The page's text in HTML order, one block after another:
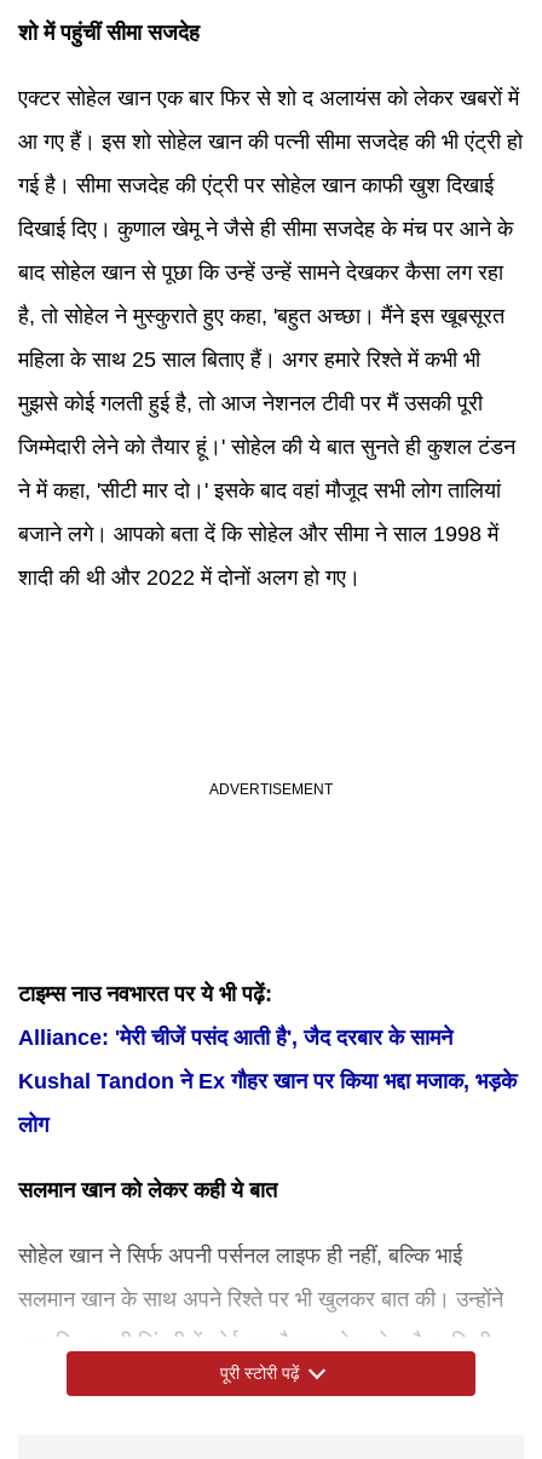
शो में पहुंचीं सीमा सजदेह
एक्टर सोहेल खान एक बार फिर से शो द अलायंस को लेकर खबरों में
आ गए हैं। इस शो सोहेल खान की पत्नी सीमा सजदेह की भी एंट्री हो
गई है। सीमा सजदेह की एंट्री पर सोहेल खान काफी खुश दिखाई
दिखाई दिए। कुणाल खेमू ने जैसे ही सीमा सजदेह के मंच पर आने के
बाद सोहेल खान से पूछा कि उन्हें उन्हें सामने देखकर कैसा लग रहा
है, तो सोहेल ने मुस्कुराते हुए कहा, 'बहुत अच्छा। मैंने इस खूबसूरत
महिला के साथ 25 साल बिताए हैं। अगर हमारे रिश्ते में कभी भी
मुझसे कोई गलती हुई है, तो आज नेशनल टीवी पर मैं उसकी पूरी
जिम्मेदारी लेने को तैयार हूं।' सोहेल की ये बात सुनते ही कुशल टंडन
ने में कहा, 'सीटी मार दो।' इसके बाद वहां मौजूद सभी लोग तालियां
बजाने लगे। आपको बता दें कि सोहेल और सीमा ने साल 1998 में
शादी की थी और 2022 में दोनों अलग हो गए।
टाइम्स नाउ नवभारत पर ये भी पढ़ें:
Alliance: 'मेरी चीजें पसंद आती है', जैद दरबार के सामने
Kushal Tandon ने Ex गौहर खान पर किया भद्दा मजाक, भड़के
लोग
सलमान खान को लेकर कही ये बात
सोहेल खान ने सिर्फ अपनी पर्सनल लाइफ ही नहीं, बल्कि भाई
सलमान खान के साथ अपने रिश्ते पर भी खुलकर बात की। उन्होंने
कहा कि जब भी जिंदगी में कोई बड़ा फैसला लेना होता है या किसी
बात को लेकर कन्फ्यूजन होती है, तो सबसे पहले सलमान से ही बात
पूरी स्टोरी पढ़ें